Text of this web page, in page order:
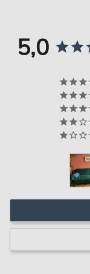
5,0